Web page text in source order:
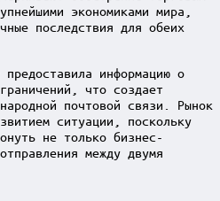
экономиками мира,
последствия для обеих
информацию о
что создает
почтовой связи. Рынок
ситуации, поскольку
не только бизнес-
между двумя